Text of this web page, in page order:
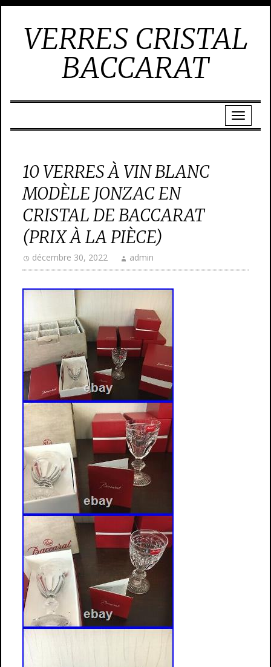
VERRES CRISTAL
BACCARAT
10 VERRES À VIN BLANC
MODÈLE JONZAC EN
CRISTAL DE BACCARAT
(PRIX À LA PIÈCE)
décembre 30, 2022 admin